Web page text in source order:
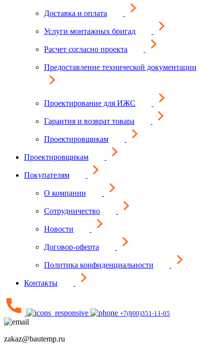
Доставка и оплата
Услуги монтажных бригад
Расчет согласно проекта
Предоставление технической документации
Проектирование для ИЖС
Гарантия и возврат товара
Проектировщикам
Проектировщикам
Покупателям
О компании
Сотрудничество
Новости
Договор-оферта
Политика конфиденциальности
Контакты
+7(800)351-11-05
zakaz@bautemp.ru